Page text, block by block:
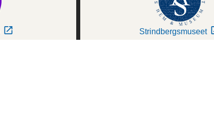
Strindbergsmuseet